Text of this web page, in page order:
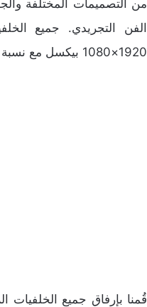
1920×1080 بيكسل مع نسبة توازن 16:9.
قُمنا بإرفاق جميع الخلفيات